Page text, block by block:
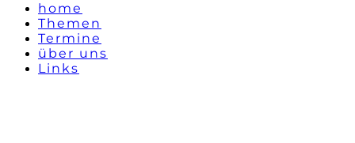
home
Themen
Termine
über uns
Links